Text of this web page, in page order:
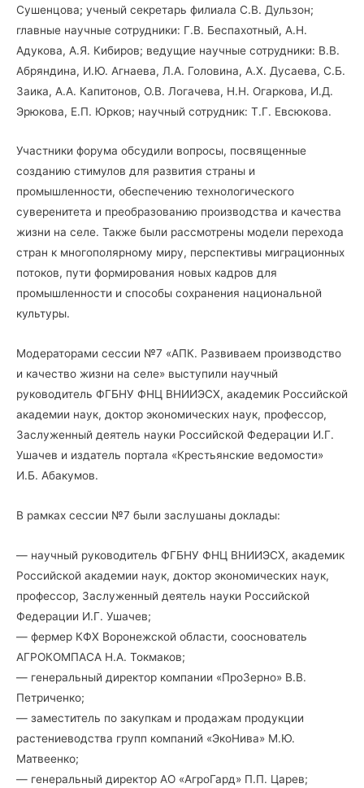
Сушенцова; ученый секретарь филиала С.В. Дульзон;
главные научные сотрудники: Г.В. Беспахотный, А.Н.
Адукова, А.Я. Кибиров; ведущие научные сотрудники: В.В.
Абряндина, И.Ю. Агнаева, Л.А. Головина, А.Х. Дусаева, С.Б.
Заика, А.А. Капитонов, О.В. Логачева, Н.Н. Огаркова, И.Д.
Эрюкова, Е.П. Юрков; научный сотрудник: Т.Г. Евсюкова.
Участники форума обсудили вопросы, посвященные
созданию стимулов для развития страны и
промышленности, обеспечению технологического
суверенитета и преобразованию производства и качества
жизни на селе. Также были рассмотрены модели перехода
стран к многополярному миру, перспективы миграционных
потоков, пути формирования новых кадров для
промышленности и способы сохранения национальной
культуры.
Модераторами сессии №7 «АПК. Развиваем производство
и качество жизни на селе» выступили научный
руководитель ФГБНУ ФНЦ ВНИИЭСХ, академик Российской
академии наук, доктор экономических наук, профессор,
Заслуженный деятель науки Российской Федерации И.Г.
Ушачев и издатель портала «Крестьянские ведомости»
И.Б. Абакумов.
В рамках сессии №7 были заслушаны доклады:
— научный руководитель ФГБНУ ФНЦ ВНИИЭСХ, академик
Российской академии наук, доктор экономических наук,
профессор, Заслуженный деятель науки Российской
Федерации И.Г. Ушачев;
— фермер КФХ Воронежской области, сооснователь
АГРОКОМПАСА Н.А. Токмаков;
— генеральный директор компании «ПроЗерно» В.В.
Петриченко;
— заместитель по закупкам и продажам продукции
растениеводства групп компаний «ЭкоНива» М.Ю.
Матвеенко;
— генеральный директор АО «АгроГард» П.П. Царев;